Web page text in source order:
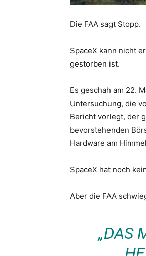
Die FAA sagt Stopp.
SpaceX kann nicht
gestorben ist.
Es geschah am 22.
Untersuchung, die
Bericht vorlegt, der
bevorstehenden
Hardware am
SpaceX hat noch
Aber die FAA
„DAS